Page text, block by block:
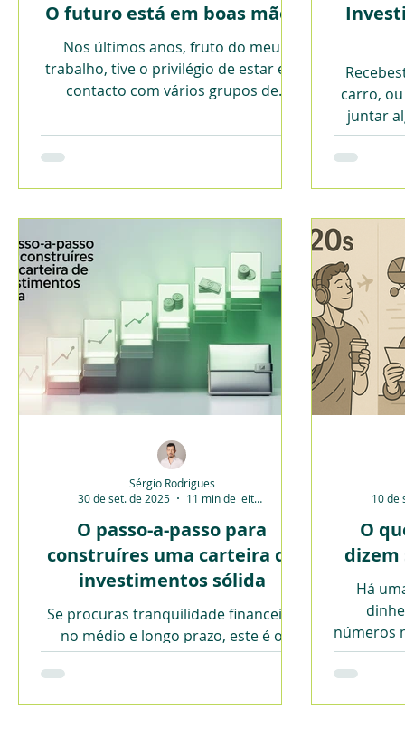
O futuro está em boas mãos
Nos últimos anos, fruto do meu
trabalho, tive o privilégio de estar em
contacto com vários grupos de
inspirador nesta geração.
carro,
juntar
surge a
fazer
O passo-a-passo para
construíres uma carteira de
investimentos sólida
Se procuras tranquilidade financeira
no médio e longo prazo, este é o
ponto de partida certo.
Sérgio Rodrigues
30 de set. de 2025
11 min de leitura
O
dizem
Há
números
10 de